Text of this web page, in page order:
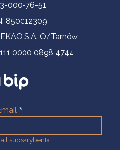
000-76-51
850012309
S.A. O/Tarnów
0000 0898 4744
subskrybenta.